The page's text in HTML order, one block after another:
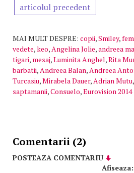
articolul precedent
MAI MULT DESPRE: copii,Smiley,
vedete,keo,Angelina Jolie,andreea
tigari, mesaj,Luminita Anghel,Rita
barbatii,Andreea Balan,Andreea
Turcasiu,Mirabela Dauer,Adrian Mutu,
saptamanii,Consuelo,Eurovision 2014
Comentarii (2)
POSTEAZA COMENTARIU
Afiseaza: